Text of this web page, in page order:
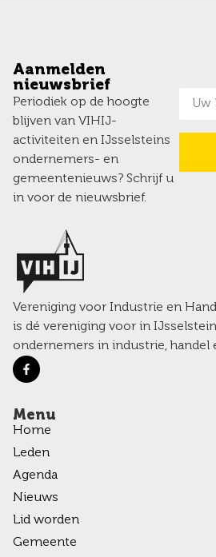
Aanmelden
nieuwsbrief
Periodiek op de hoogte
blijven van VIHIJ-
activiteiten en IJsselsteins
ondernemers- en
gemeentenieuws? Schrijf u
in voor de nieuwsbrief.
Vereniging voor Industrie en
is dé vereniging voor in
ondernemers in industrie, handel
Menu
Home
Leden
Agenda
Nieuws
Lid worden
Gemeente